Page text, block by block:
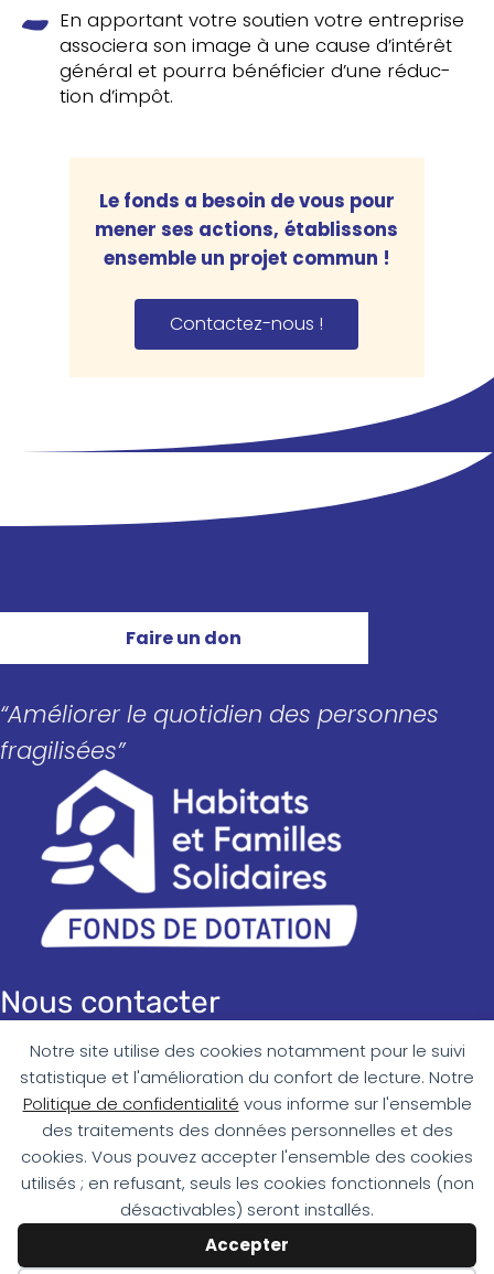
Notre site utilise des cookies notamment pour le suivi
statistique et l'amélioration du confort de lecture. Notre
Politique de confidentialité vous informe sur l'ensemble
des traitements des données personnelles et des
cookies. Vous pouvez accepter l'ensemble des cookies
utilisés ; en refusant, seuls les cookies fonctionnels (non
désactivables) seront installés.
Accepter
En appor­tant votre soutien votre entre­prise
asso­cie­ra son image à une cause d’intérêt
général et pourra béné­fi­cier d’une réduc­
tion d’impôt.
Le fonds a besoin de vous pour
mener ses actions, éta­blis­sons
ensemble un projet commun !
Contac­tez-nous !
Faire un don
“Améliorer le quotidien des personnes
fragilisées”
Nous contacter
Messagerie :contact@fonds-hfs.fr
Téléphone : 09 72 57 57 98
Adresse :
11 rue Paul Déroulède
68100 MULHOUSE